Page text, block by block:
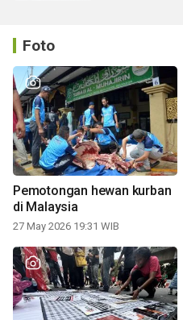
Foto
Pemotongan hewan kurban
di Malaysia
27 May 2026 19:31 WIB